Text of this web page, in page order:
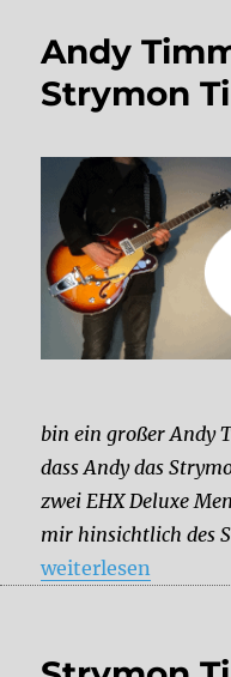
Andy
Strymon
bin ein großer Andy
dass Andy das
zwei EHX Deluxe
mir hinsichtlich des
„Andy Timmons
weiterlesen